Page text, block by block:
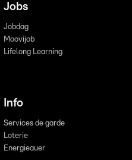
Jobs
Jobdag
Moovijob
Lifelong Learning
Info
Services de garde
Loterie
Energieauer